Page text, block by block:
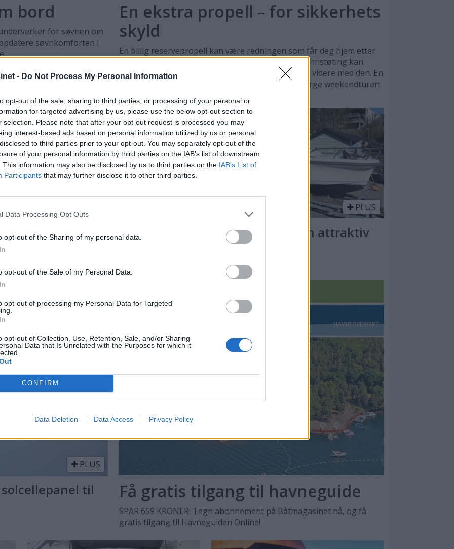
- Do Not Process My Personal Information
opt-out of the sale, sharing to third parties, or processing of your personal or
for targeted advertising by us, please use the below opt-out section to
selection. Please note that after your opt-out request is processed you may
interest-based ads based on personal information utilized by us or personal
to third parties prior to your opt-out. You may separately opt-out of the
of your personal information by third parties on the IAB’s list of downstream
This information may also be disclosed by us to third parties on the IAB’s List of
Participants that may further disclose it to other third parties.
Data Processing Opt Outs
opt-out of the Sharing of my personal data.
opt-out of the Sale of my Personal Data.
opt-out of processing my Personal Data for Targeted
opt-out of Collection, Use, Retention, Sale, and/or Sharing
Data that Is Unrelated with the Purposes for which it
CONFIRM
Data Deletion Data Access Privacy Policy
bord
for søvnen om
søvnkomforten i
En ekstra propell – for sikkerhets
skyld
En billig reservepropell kan være redningen som får deg hjem etter
et ublidt møte med moder jord. Selv en mindre grunnstøting kan
skade propellen såpass mye at man ikke bør kjøre videre med den. En
aluminiumpropell til rundt to tusen kroner kan berge weekendturen
Slutt på kabelkaos - vi
PLUS
Slik gjør du båten attraktiv
før salget
PLUS
til
Få gratis tilgang til havneguide
SPAR 659 KRONER: Tegn abonnement på Båtmagasinet nå, og få
gratis tilgang til Havneguiden Online!